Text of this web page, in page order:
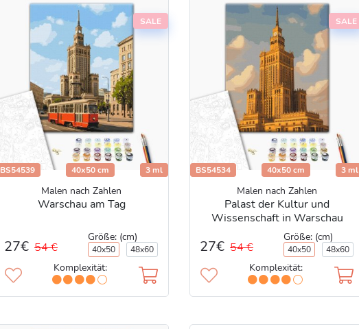
SALE
BS54539 40x50 cm 3 ml
Malen nach Zahlen
Warschau am Tag
27€ 54 €
Größe: (cm)
40x50 48x60
Komplexität:
SALE
BS54534 40x50 cm 3 ml
Malen nach Zahlen
Palast der Kultur und
Wissenschaft in Warschau
27€ 54 €
Größe: (cm)
40x50 48x60
Komplexität: